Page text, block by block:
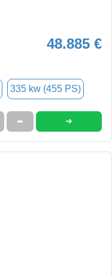
48.885 €
335 kw (455 PS)
➦ ➜